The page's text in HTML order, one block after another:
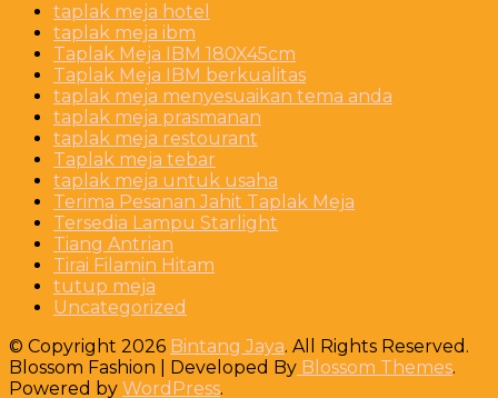
taplak meja hotel
taplak meja ibm
Taplak Meja IBM 180X45cm
Taplak Meja IBM berkualitas
taplak meja menyesuaikan tema anda
taplak meja prasmanan
taplak meja restourant
Taplak meja tebar
taplak meja untuk usaha
Terima Pesanan Jahit Taplak Meja
Tersedia Lampu Starlight
Tiang Antrian
Tirai Filamin Hitam
tutup meja
Uncategorized
© Copyright 2026 Bintang Jaya. All Rights Reserved.
Blossom Fashion | Developed By Blossom Themes.
Powered by WordPress.